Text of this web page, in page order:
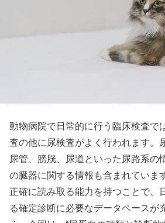
動物病院で日常的に行う臨床検査で
査の他に尿検査がよく行われます。
尿管、膀胱、尿道といった尿路系の
の臓器に関する情報も含まれていま
正確に読み取る能力を持つことで、
る確定診断に必要なデータベースが